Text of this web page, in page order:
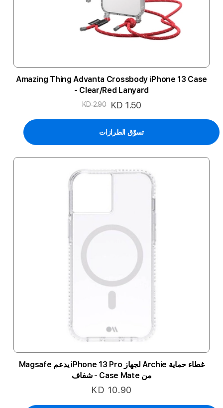
Amazing Thing Advanta Crossbody iPhone 13 Case
- Clear/Red Lanyard
السعر
KD 1.50
KD 2.90
تسوّق الطرازات
غطاء حماية Archie لجهاز iPhone 13 Pro يدعم Magsafe
من Case Mate - شفاف
KD 10.90